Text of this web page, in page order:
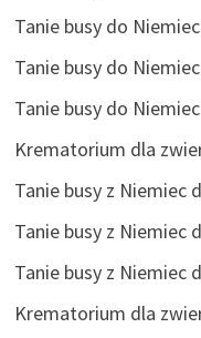
Tanie busy do
Tanie busy do
Tanie busy do
Krematorium dla
Tanie busy z Niemiec
Tanie busy z Niemiec
Tanie busy z Niemiec
Krematorium dla